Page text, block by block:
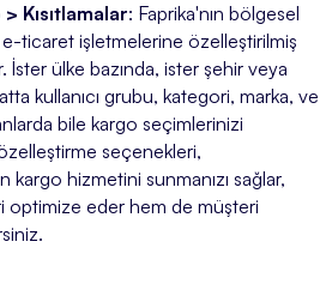
Kısıtlamalar: Faprika'nın bölgesel
ticaret işletmelerine özelleştirilmiş
ülke bazında, ister şehir veya
kullanıcı grubu, kategori, marka, ve
bile kargo seçimlerinizi
seçenekleri,
hizmetini sunmanızı sağlar,
optimize eder hem de müşteri